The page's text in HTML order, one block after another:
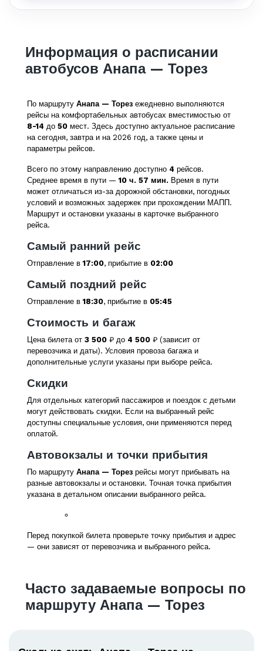
Информация о расписании
автобусов Анапа — Торез
По маршруту Анапа — Торез ежедневно выполняются
рейсы на комфортабельных автобусах вместимостью от
8-14 до 50 мест. Здесь доступно актуальное расписание
на сегодня, завтра и на 2026 год, а также цены и
параметры рейсов.
Всего по этому направлению доступно 4 рейсов.
Среднее время в пути —10 ч. 57 мин. Время в пути
может отличаться из-за дорожной обстановки, погодных
условий и возможных задержек при прохождении МАПП.
Маршрут и остановки указаны в карточке выбранного
рейса.
Самый ранний рейс
Отправление в17:00, прибытие в 02:00
Самый поздний рейс
Отправление в18:30, прибытие в 05:45
Стоимость и багаж
Цена билета от 3 500 ₽ до 4 500 ₽ (зависит от
перевозчика и даты). Условия провоза багажа и
дополнительные услуги указаны при выборе рейса.
Скидки
Для отдельных категорий пассажиров и поездок с детьми
могут действовать скидки. Если на выбранный рейс
доступны специальные условия, они применяются перед
оплатой.
Автовокзалы и точки прибытия
По маршруту Анапа — Торез рейсы могут прибывать на
разные автовокзалы и остановки. Точная точка прибытия
указана в детальном описании выбранного рейса.
Перед покупкой билета проверьте точку прибытия и адрес
— они зависят от перевозчика и выбранного рейса.
Часто задаваемые вопросы по
маршруту Анапа — Торез